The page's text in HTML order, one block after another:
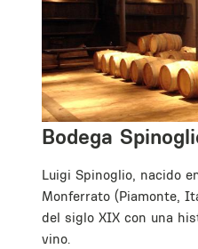
Bodega
Luigi Spinoglio, nacido
Monferrato (Piamonte,
del siglo XIX con una
vino.